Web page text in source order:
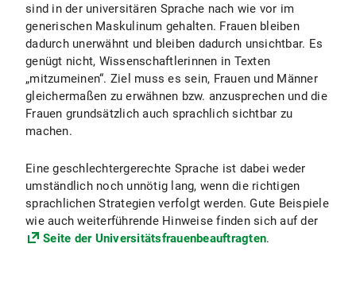
sind in der universitären Sprache nach wie vor im
generischen Maskulinum gehalten. Frauen bleiben
dadurch unerwähnt und bleiben dadurch unsichtbar. Es
genügt nicht, Wissenschaftlerinnen in Texten
„mitzumeinen“. Ziel muss es sein, Frauen und Männer
gleichermaßen zu erwähnen bzw. anzusprechen und die
Frauen grundsätzlich auch sprachlich sichtbar zu
machen.
Eine geschlechtergerechte Sprache ist dabei weder
umständlich noch unnötig lang, wenn die richtigen
sprachlichen Strategien verfolgt werden. Gute Beispiele
wie auch weiterführende Hinweise finden sich auf der
Seite der Universitätsfrauenbeauftragten.